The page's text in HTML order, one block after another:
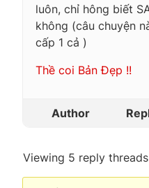
luôn, chỉ hông biết
không (câu chuyện
cấp 1 cả )
Thề coi Bản Đẹp !!
Author
Viewing 5 reply threads